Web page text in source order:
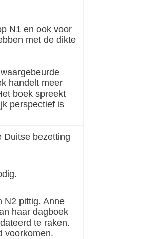
N1 en ook voor
met de dikte
handelt meer
boek spreekt
perspectief is
Duitse bezetting
N2 pittig. Anne
haar dagboek
te raken.
voorkomen.